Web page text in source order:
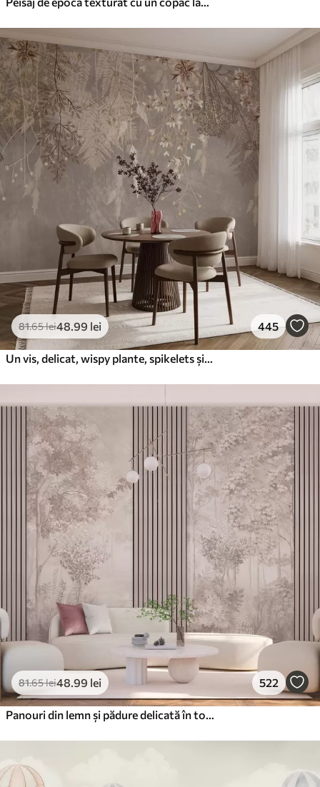
81.65lei48 .99 lei 445
81.65lei48 .99 lei 522